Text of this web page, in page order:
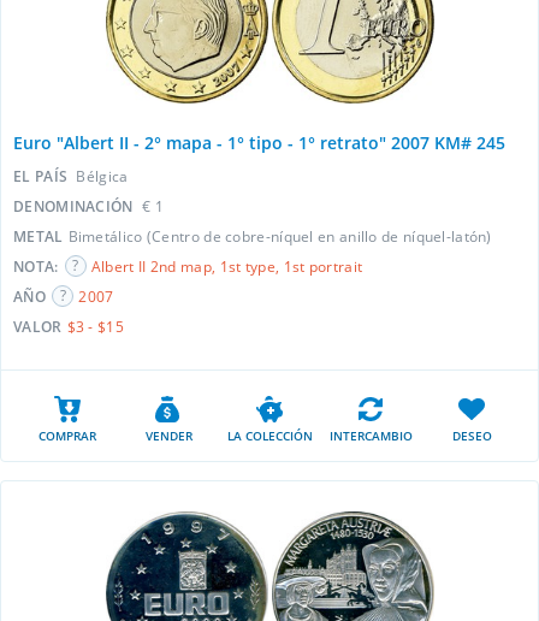
Euro "Albert II - 2° mapa - 1° tipo - 1° retrato" 2007 KM# 245
EL PAÍS Bélgica
DENOMINACIÓN € 1
METAL Bimetálico (Centro de cobre-níquel en anillo de níquel-latón)
NOTA:
Albert II 2nd map, 1st type, 1st portrait
AÑO
2007
VALOR $3 - $15
COMPRAR VENDER LA COLECCIÓN INTERCAMBIO DESEO